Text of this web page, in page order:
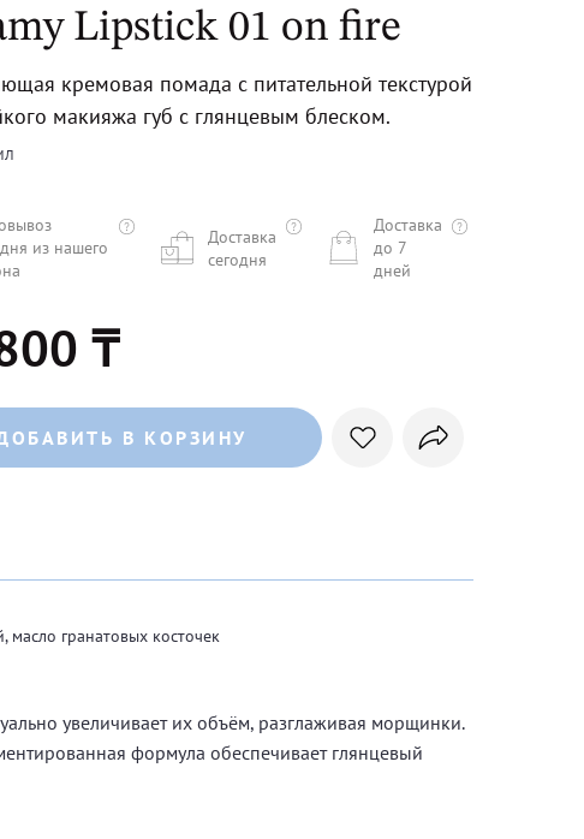
Lipstick 01 on fire
кремовая помада с питательной текстурой
макияжа губ с глянцевым блеском.
из нашего
Доставка
сегодня
Доставка
до 7
дней
₸
В КОРЗИНУ
масло гранатовых косточек
увеличивает их объём, разглаживая морщинки.
формула обеспечивает глянцевый